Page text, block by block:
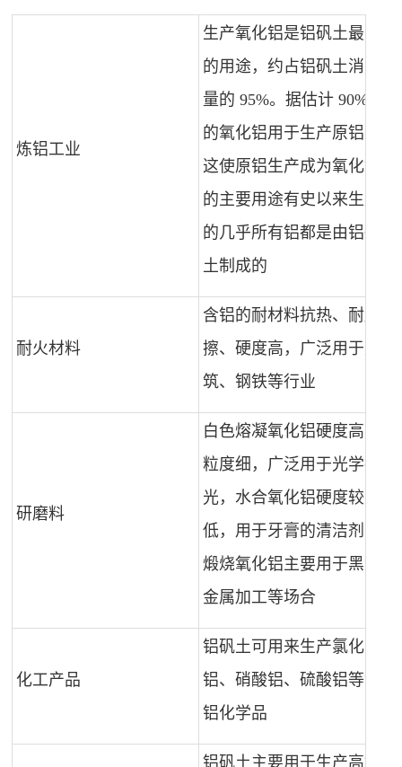
炼铝工业
生产氧化铝是铝矾土最大
的用途，约占铝矾土消费
量的 95%。据估计 90%
的氧化铝用于生产原铝，
这使原铝生产成为氧化铝
的主要用途有史以来生产
的几乎所有铝都是由铝矾
土制成的
耐火材料
含铝的耐材料抗热、耐摩
擦、硬度高，广泛用于建
筑、钢铁等行业
研磨料
白色熔凝氧化铝硬度高，
粒度细，广泛用于光学抛
光，水合氧化铝硬度较
低，用于牙膏的清洁剂，
煅烧氧化铝主要用于黑色
金属加工等场合
化工产品
铝矾土可用来生产氯化
铝、硝酸铝、硫酸铝等含
铝化学品
铝矾土主要用于生产高铝